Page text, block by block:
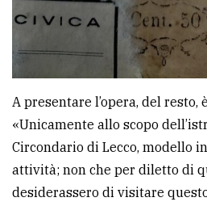
A presentare l’opera, del resto,
«Unicamente allo scopo
Circondario di Lecco, modello
attività; non che per diletto di
desiderassero di visitare